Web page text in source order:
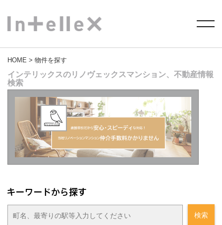
HOME > 物件を探す
インテリックスのリノヴェックスマンション、不動産情報
検索